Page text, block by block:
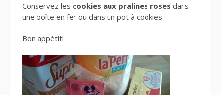
Conservez les cookies aux pralines roses dans
une boîte en fer ou dans un pot à cookies.
Bon appétit!